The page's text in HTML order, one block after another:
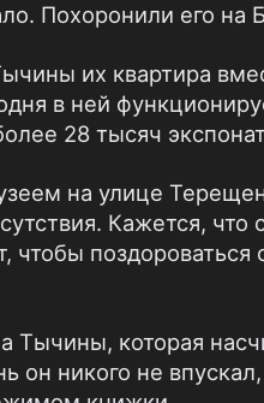
Похоронили его на
их квартира
в ней
28 тысяч
на улице
Кажется, что
чтобы поздороваться
Тычины, которая
он никого не